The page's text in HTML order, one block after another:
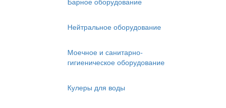
Нейтральное оборудование
Моечное и санитарно-
гигиеническое оборудование
Кулеры для воды